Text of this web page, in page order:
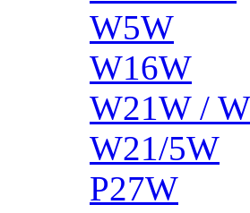
W5W
W16W
W21W /
W21/5W
P27W